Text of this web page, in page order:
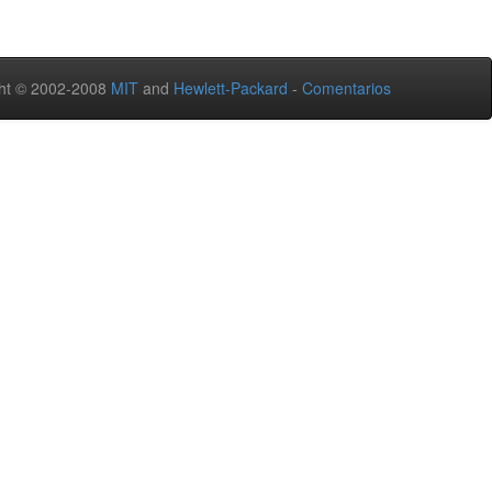
© 2002-2008 MIT and Hewlett-Packard - Comentarios